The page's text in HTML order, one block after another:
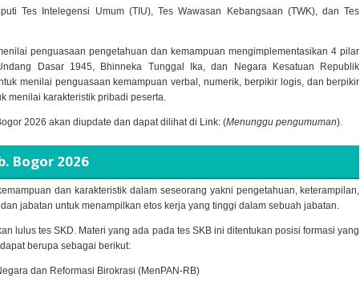
Tes Intelegensi Umum (TIU), Tes Wawasan Kebangsaan (TWK), dan Tes
penguasaan pengetahuan dan kemampuan mengimplementasikan 4 pilar
Dasar 1945, Bhinneka Tunggal Ika, dan Negara Kesatuan Republik
menilai penguasaan kemampuan verbal, numerik, berpikir logis, dan berpikir
menilai karakteristik pribadi peserta.
2026 akan diupdate dan dapat dilihat di Link: (Menunggu pengumuman).
Bogor 2026
dan karakteristik dalam seseorang yakni pengetahuan, keterampilan,
jabatan untuk menampilkan etos kerja yang tinggi dalam sebuah jabatan.
lulus tes SKD. Materi yang ada pada tes SKB ini ditentukan posisi formasi yang
berupa sebagai berikut:
dan Reformasi Birokrasi (MenPAN-RB)